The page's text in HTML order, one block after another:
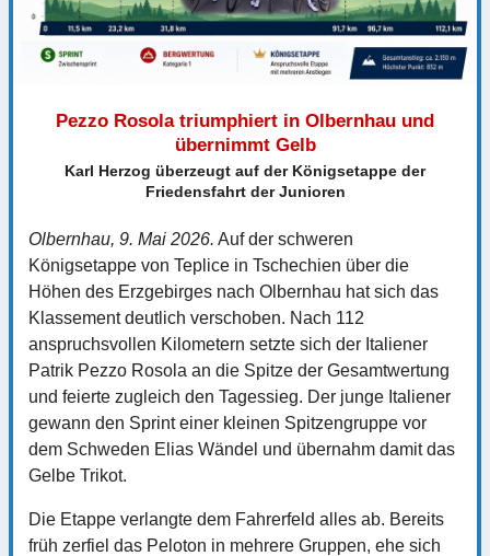
Pezzo Rosola triumphiert in Olbernhau und
übernimmt Gelb
Karl Herzog überzeugt auf der Königsetappe der
Friedensfahrt der Junioren
Olbernhau, 9. Mai 2026. Auf der schweren
Königsetappe von Teplice in Tschechien über die
Höhen des Erzgebirges nach Olbernhau hat sich das
Klassement deutlich verschoben. Nach 112
anspruchsvollen Kilometern setzte sich der Italiener
Patrik Pezzo Rosola an die Spitze der Gesamtwertung
und feierte zugleich den Tagessieg. Der junge Italiener
gewann den Sprint einer kleinen Spitzengruppe vor
dem Schweden Elias Wändel und übernahm damit das
Gelbe Trikot.
Die Etappe verlangte dem Fahrerfeld alles ab. Bereits
früh zerfiel das Peloton in mehrere Gruppen, ehe sich